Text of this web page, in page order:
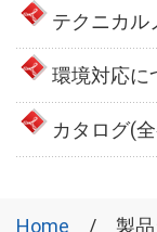
テクニカル
環境対応に
カタログ(
Home 製